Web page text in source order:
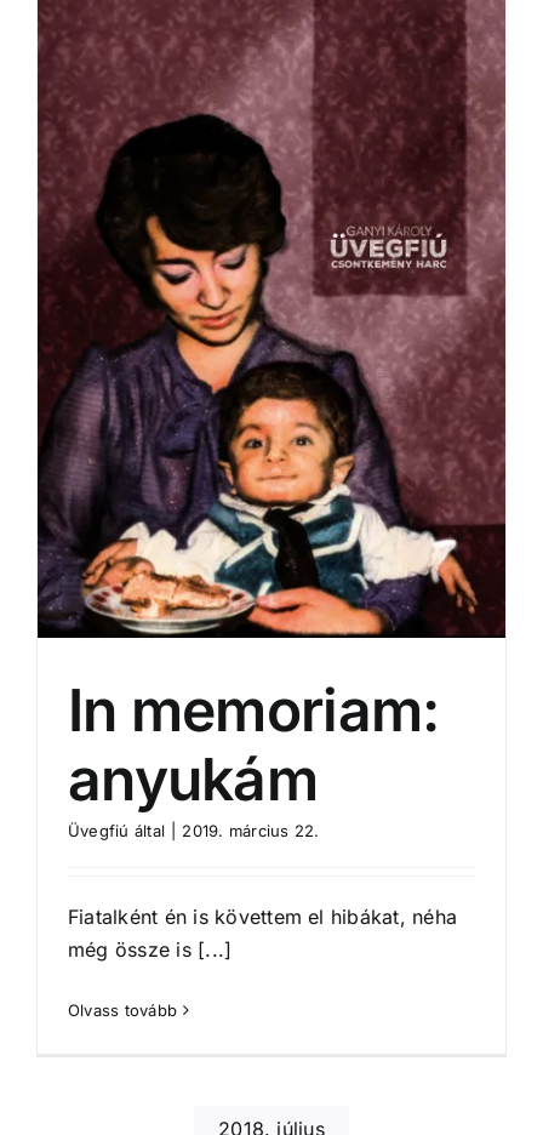
In memoriam:
anyukám
Üvegfiú által 2019. március 22.
Fiatalként én is követtem el hibákat, néha
még össze is [...]
Olvass tovább
2018. július